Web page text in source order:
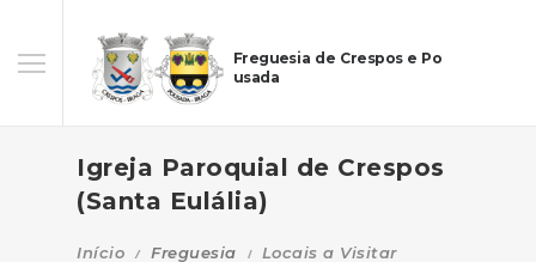
Freguesia de Crespos e Po
usada
Igreja Paroquial de Crespos
(Santa Eulália)
Início Freguesia
Locais a Visitar